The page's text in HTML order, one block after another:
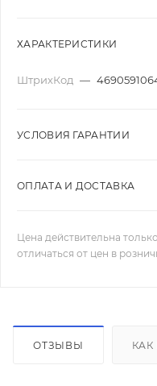
ХАРАКТЕРИСТИКИ
ШтрихКод —
УСЛОВИЯ ГАРАНТИИ
ОПЛАТА И ДОСТАВКА
Цена действительна
отличаться от цен в
ОТЗЫВЫ КАК